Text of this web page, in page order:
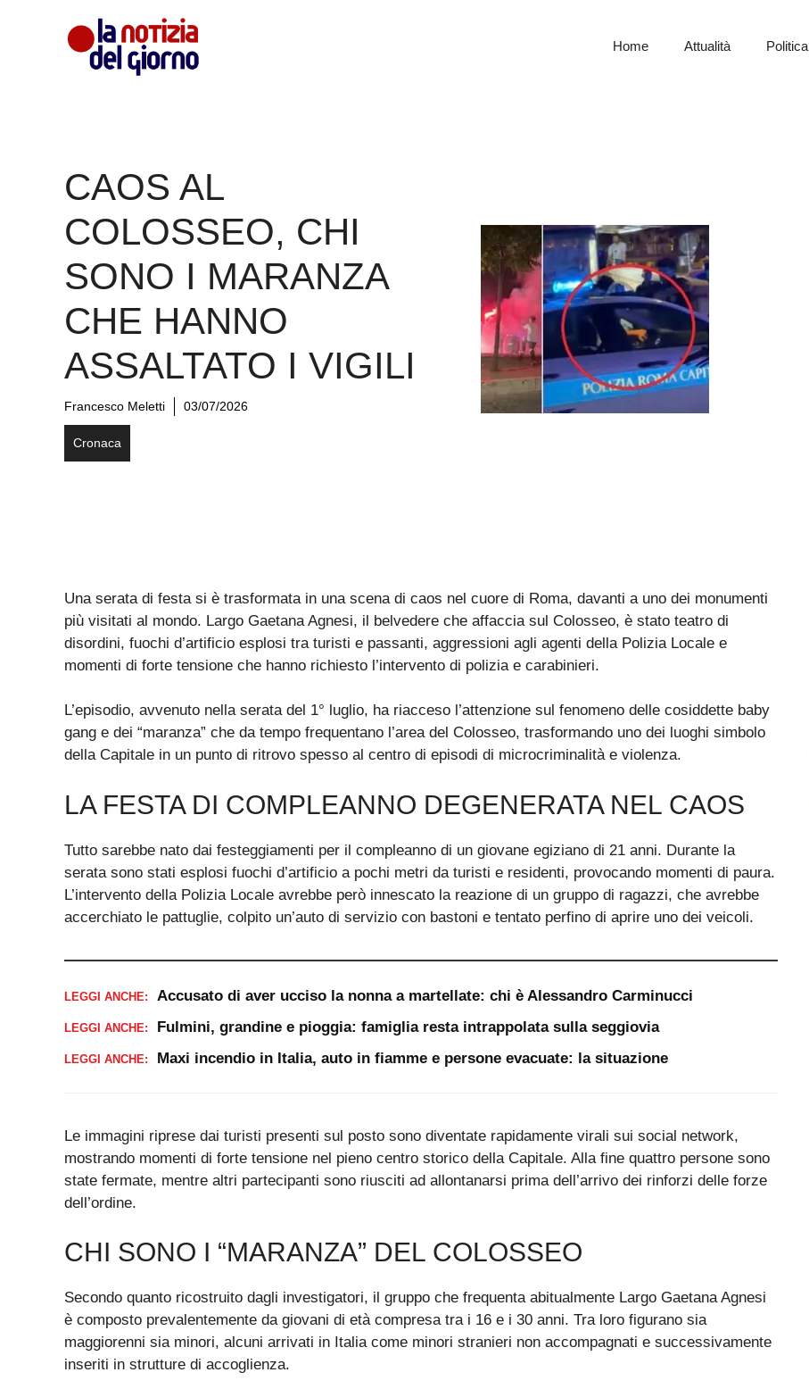
Home Attualità Politica
CAOS AL
COLOSSEO, CHI
SONO I MARANZA
CHE HANNO
ASSALTATO I VIGILI
Francesco Meletti 03/07/2026
Cronaca
Una serata di festa si è trasformata in una scena di caos nel cuore di Roma, davanti a uno dei monumenti
più visitati al mondo. Largo Gaetana Agnesi, il belvedere che affaccia sul Colosseo, è stato teatro di
disordini, fuochi d’artificio esplosi tra turisti e passanti, aggressioni agli agenti della Polizia Locale e
momenti di forte tensione che hanno richiesto l’intervento di polizia e carabinieri.
L’episodio, avvenuto nella serata del 1° luglio, ha riacceso l’attenzione sul fenomeno delle cosiddette baby
gang e dei “maranza” che da tempo frequentano l’area del Colosseo, trasformando uno dei luoghi simbolo
della Capitale in un punto di ritrovo spesso al centro di episodi di microcriminalità e violenza.
LA FESTA DI COMPLEANNO DEGENERATA NEL CAOS
Tutto sarebbe nato dai festeggiamenti per il compleanno di un giovane egiziano di 21 anni. Durante la
serata sono stati esplosi fuochi d’artificio a pochi metri da turisti e residenti, provocando momenti di paura.
L’intervento della Polizia Locale avrebbe però innescato la reazione di un gruppo di ragazzi, che avrebbe
accerchiato le pattuglie, colpito un’auto di servizio con bastoni e tentato perfino di aprire uno dei veicoli.
LEGGI ANCHE: Accusato di aver ucciso la nonna a martellate: chi è Alessandro Carminucci
LEGGI ANCHE: Fulmini, grandine e pioggia: famiglia resta intrappolata sulla seggiovia
LEGGI ANCHE: Maxi incendio in Italia, auto in fiamme e persone evacuate: la situazione
Le immagini riprese dai turisti presenti sul posto sono diventate rapidamente virali sui social network,
mostrando momenti di forte tensione nel pieno centro storico della Capitale. Alla fine quattro persone sono
state fermate, mentre altri partecipanti sono riusciti ad allontanarsi prima dell’arrivo dei rinforzi delle forze
dell’ordine.
CHI SONO I “MARANZA” DEL COLOSSEO
Secondo quanto ricostruito dagli investigatori, il gruppo che frequenta abitualmente Largo Gaetana Agnesi
è composto prevalentemente da giovani di età compresa tra i 16 e i 30 anni. Tra loro figurano sia
maggiorenni sia minori, alcuni arrivati in Italia come minori stranieri non accompagnati e successivamente
inseriti in strutture di accoglienza.